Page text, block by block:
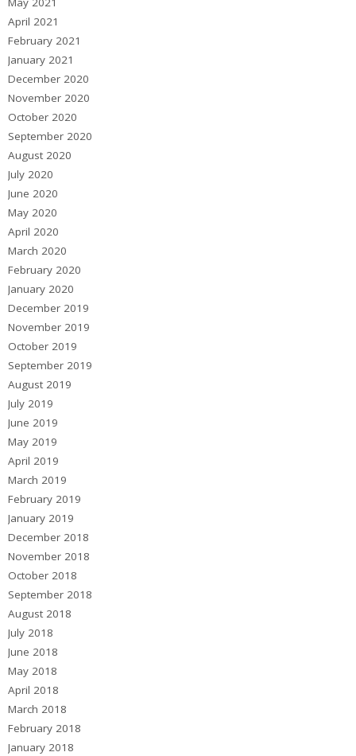
April 2021
February 2021
January 2021
December 2020
November 2020
October 2020
September 2020
August 2020
July 2020
June 2020
May 2020
April 2020
March 2020
February 2020
January 2020
December 2019
November 2019
October 2019
September 2019
August 2019
July 2019
June 2019
May 2019
April 2019
March 2019
February 2019
January 2019
December 2018
November 2018
October 2018
September 2018
August 2018
July 2018
June 2018
May 2018
April 2018
March 2018
February 2018
January 2018